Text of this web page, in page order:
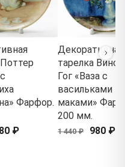
Фарфор.
₽
Декоративная
тарелка
Гог «Ваза с
васильками и
маками»
200 мм.
1 440 ₽ 980 ₽